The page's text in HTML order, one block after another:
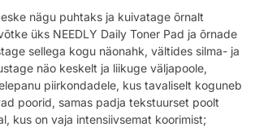
nägu puhtaks ja kuivatage õrnalt
üks NEEDLY Daily Toner Pad ja õrnade
sellega kogu näonahk, vältides silma- ja
näo keskelt ja liikuge väljapoole,
piirkondadele, kus tavaliselt koguneb
poorid, samas padja tekstuurset poolt
kus on vaja intensiivsemat koorimist;